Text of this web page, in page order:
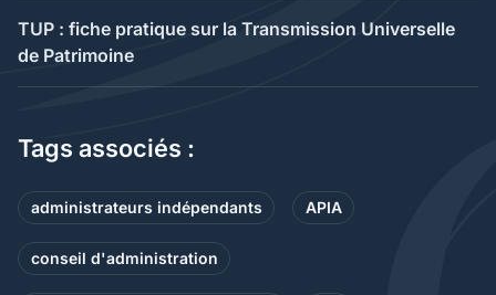
TUP : fiche pratique sur la Transmission Universelle
de Patrimoine
Tags associés :
administrateurs indépendants APIA
conseil d'administration